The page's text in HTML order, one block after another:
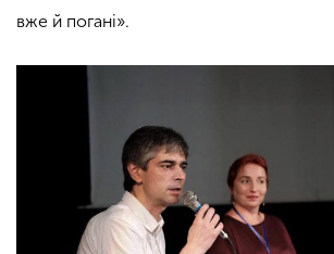
вже й погані».